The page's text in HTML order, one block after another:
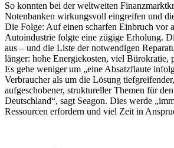
So konnten bei der weltweiten
Notenbanken wirkungsvoll eingreifen und
Die Folge: Auf einen scharfen Einbruch vor
Autoindustrie folgte eine zügige Erholung.
aus – und die Liste der notwendigen
länger: hohe Energiekosten, viel Bürokratie,
Es gehe weniger um „eine Absatzflaute
Verbraucher als um die Lösung
aufgeschobener, struktureller Themen für
Deutschland“, sagt Seagon. Dies werde
Ressourcen erfordern und viel Zeit in